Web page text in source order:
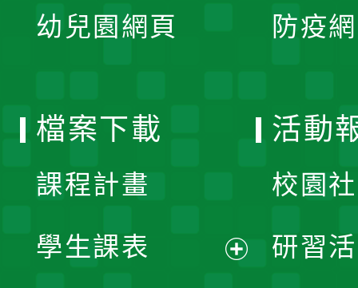
幼兒園網頁 防疫
檔案下載
課程計畫
學生課表
活動
校園
研習